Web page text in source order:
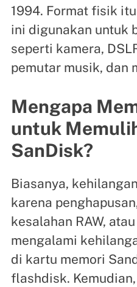
1994. Format fisik
ini digunakan untuk
seperti kamera,
pemutar musik, dan
Mengapa
untuk
SanDisk?
Biasanya,
karena
kesalahan RAW,
mengalami
di kartu memori
flashdisk.